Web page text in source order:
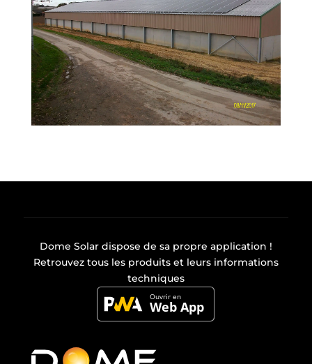
Dome Solar dispose de sa propre application !
Retrouvez tous les produits et leurs informations
techniques